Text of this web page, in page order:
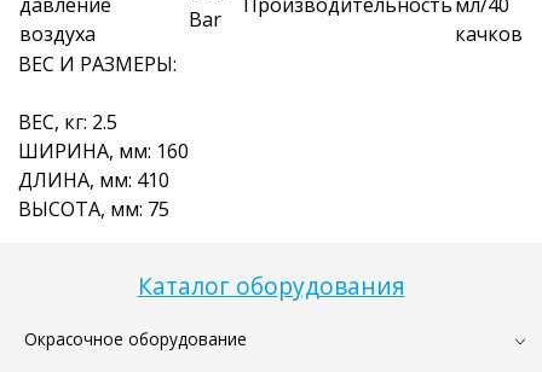
Каталог оборудования
Окрасочное оборудование
воздуха
Bar
качков
ВЕС И РАЗМЕРЫ:
ВЕС, кг: 2.5
ШИРИНА, мм: 160
ДЛИНА, мм: 410
ВЫСОТА, мм: 75